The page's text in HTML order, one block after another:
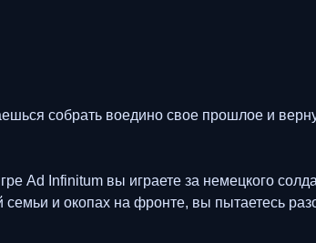
собрать воедино свое прошлое и
Ad Infinitum вы играете за немецкого
и окопах на фронте, вы пытаетесь